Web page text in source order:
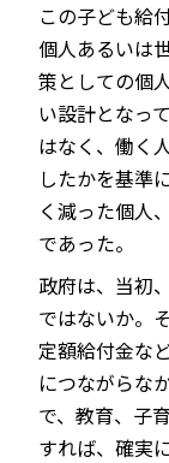
この子ども給
個人あるいは
策としての個
い設計となっ
はなく、働く
したかを基準
く減った個人
であった。
政府は、当初
ではないか。
定額給付金な
につながらな
で、教育、子
すれば、確実